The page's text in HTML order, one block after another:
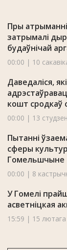
Пры
затрымалі
будаўнічай
00:00 | 10
Даведаліся,
кошт сродкаў
00:00 | 13
Пытанні
сферы
Гомельшчыне
00:00 | 8
У Гомелі
асветніцкая
15:59 | 15